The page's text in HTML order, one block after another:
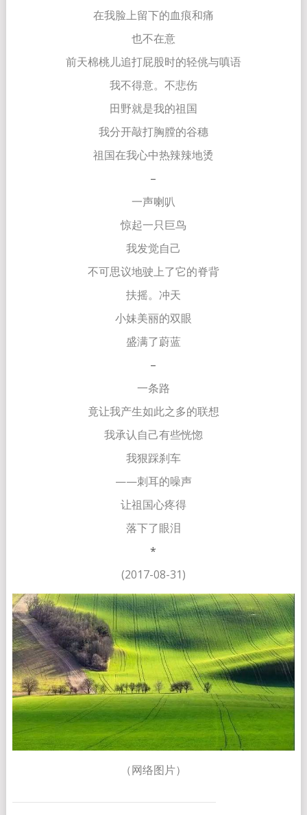
在我脸上留下的血痕和痛
也不在意
前天棉桃儿追打屁股时的轻佻与嗔语
我不得意。不悲伤
田野就是我的祖国
我分开敲打胸膛的谷穗
祖国在我心中热辣辣地烫
–
一声喇叭
惊起一只巨鸟
我发觉自己
不可思议地驶上了它的脊背
扶摇。冲天
小妹美丽的双眼
盛满了蔚蓝
–
一条路
竟让我产生如此之多的联想
我承认自己有些恍惚
我狠踩刹车
——刺耳的噪声
让祖国心疼得
落下了眼泪
*
(2017-08-31)
（网络图片）